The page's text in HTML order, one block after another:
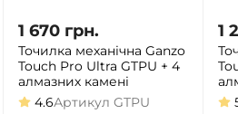
1 670 грн.
Точилка механічна Ganzo
Touch Pro Ultra GTPU + 4
алмазних камені
4.6Артикул GTPU
1